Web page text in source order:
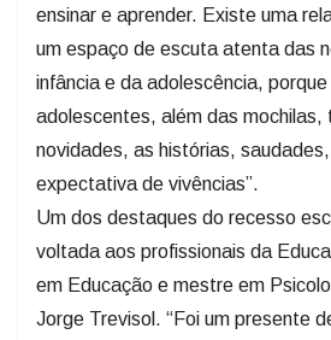
ensinar e aprender. Existe uma
um espaço de escuta atenta das
infância e da adolescência,
adolescentes, além das mochilas,
novidades, as histórias,
expectativa de vivências”.
Um dos destaques do recesso
voltada aos profissionais da
em Educação e mestre em
Jorge Trevisol. “Foi um presente